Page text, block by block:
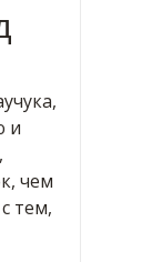
и
чем
тем,